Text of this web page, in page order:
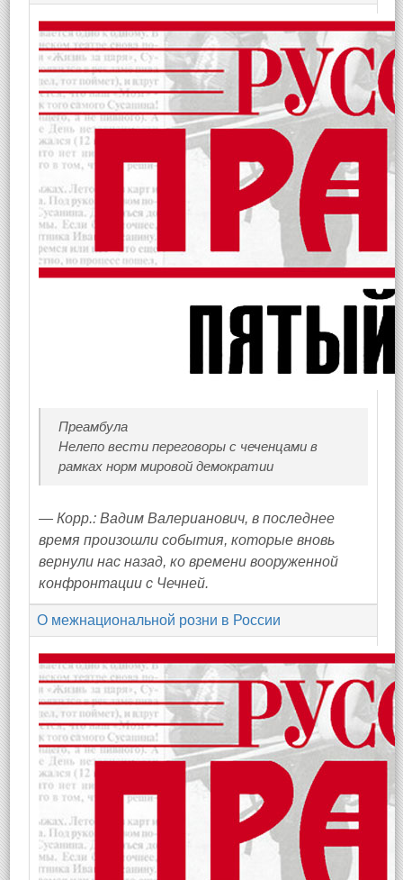
Преамбула
Нелепо вести переговоры с чеченцами в
рамках норм мировой демократии
— Корр.: Вадим Валерианович, в последнее
время произошли события, которые вновь
вернули нас назад, ко времени вооруженной
конфронтации с Чечней.
О межнациональной розни в России